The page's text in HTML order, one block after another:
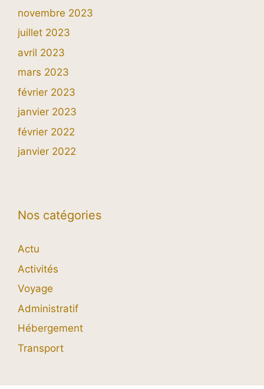
novembre 2023
juillet 2023
avril 2023
mars 2023
février 2023
janvier 2023
février 2022
janvier 2022
Nos catégories
Actu
Activités
Voyage
Administratif
Hébergement
Transport